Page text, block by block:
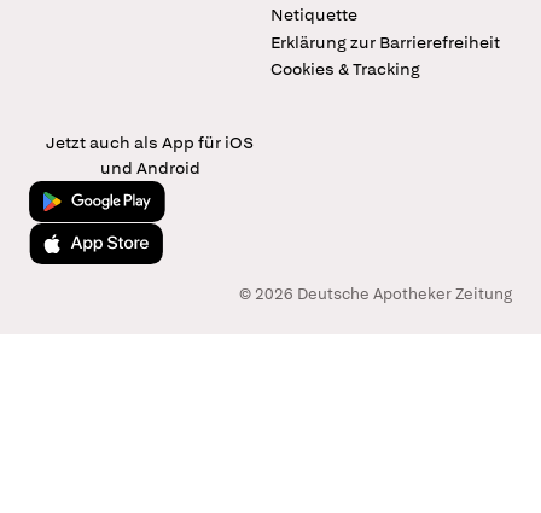
Netiquette
Erklärung zur Barrierefreiheit
Cookies & Tracking
Jetzt auch als App für iOS
und Android
Jetzt bei Google Play
Laden im App Store
© 2026 Deutsche Apotheker Zeitung